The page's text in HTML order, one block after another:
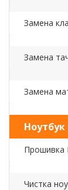
Замена
Замена
Замена
Ноутбук
Прошивка
Чистка